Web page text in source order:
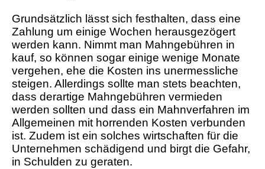
Grundsätzlich lässt sich festhalten, dass eine
Zahlung um einige Wochen herausgezögert
werden kann. Nimmt man Mahngebühren in
kauf, so können sogar einige wenige Monate
vergehen, ehe die Kosten ins unermessliche
steigen. Allerdings sollte man stets beachten,
dass derartige Mahngebühren vermieden
werden sollten und dass ein Mahnverfahren im
Allgemeinen mit horrenden Kosten verbunden
ist. Zudem ist ein solches wirtschaften für die
Unternehmen schädigend und birgt die Gefahr,
in Schulden zu geraten.